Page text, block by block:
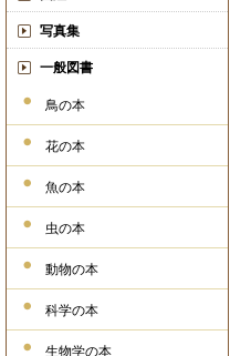
写真集
一般図書
鳥の本
花の本
魚の本
虫の本
動物の本
科学の本
生物学の本